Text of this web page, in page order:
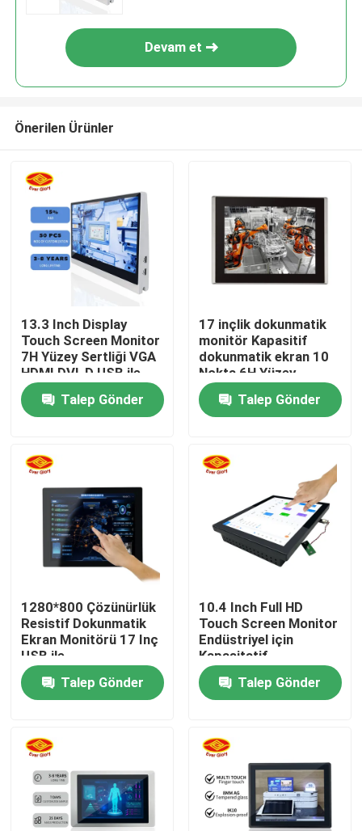
Ana sayfa
Ürünler
VİDEOLAR
Hakkımızda
Fabrika turu
Kalite kontrol
Bize ulaşın
Teklif isteği
Dokunmatik Ekran Paneli
Devam et
Önerilen Ürünler
13.3 Inch Display
Touch Screen Monitor
7H Yüzey Sertliği VGA
HDMI DVI-D USB ile
Talep Gönder
17 inçlik dokunmatik
monitör Kapasitif
dokunmatik ekran 10
Nokta 6H Yüzey
Sertliği Dahili
hoparlörlerTalep Gönder
1280*800 Çözünürlük
Resistif Dokunmatik
Ekran Monitörü 17 Inç
USB ile
Talep Gönder
10.4 Inch Full HD
Touch Screen Monitor
Endüstriyel için
Kapasitatif
Dokunmatik Ekran Hmi
Talep Gönder